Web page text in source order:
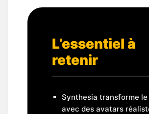
L’essentiel à
retenir
Synthesia transforme le
avec des avatars